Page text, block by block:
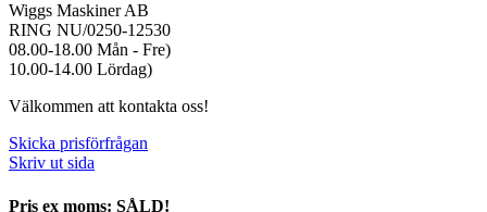
Wiggs Maskiner AB
RING NU/0250-12530
08.00-18.00 Mån - Fre)
10.00-14.00 Lördag)
Välkommen att kontakta oss!
Skicka prisförfrågan
Skriv ut sida
Pris ex moms: SÅLD!